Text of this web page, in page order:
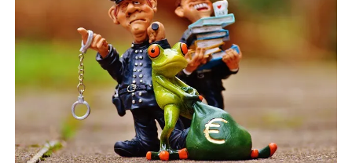
Wie finanziert sich diese Seite?